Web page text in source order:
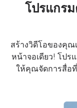
โปรแกร
สร้างวิดีโอของคุณ
หน้าจอเดียว! โปร
ให้คุณจัดการสื่อที่